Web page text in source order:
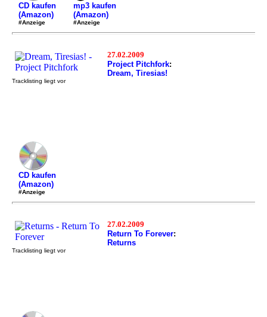
CD kaufen
(Amazon)
#Anzeige
mp3 kaufen
(Amazon)
#Anzeige
27.02.2009
Project Pitchfork:
Dream, Tiresias!
Tracklisting liegt vor
CD kaufen
(Amazon)
#Anzeige
27.02.2009
Return To Forever:
Returns
Tracklisting liegt vor